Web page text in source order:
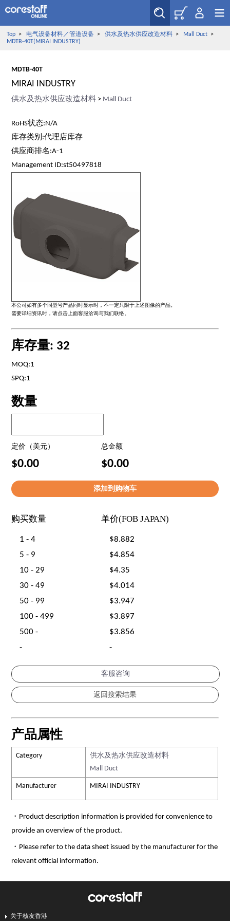
Top> 电气设备材料／管道设备> 供水及热水供应改造材料> Mall Duct>
MDTB-40T(MIRAI INDUSTRY)
MDTB-40T
MIRAI INDUSTRY
供水及热水供应改造材料 > Mall Duct
RoHS状态:N/A
库存类别:代理店库存
供应商排名:A-1
Management ID:st50497818
本公司如有多个同型号产品同时显示时，不一定只限于上述图像的产品。
需要详细资讯时，请点击上面客服洽询与我们联络。
库存量: 32
MOQ:1
SPQ:1
数量
定价（美元） 总金额
$0.00 $0.00
购买数量 单价(FOB JAPAN)
1 - 4
$8.882
5 - 9
$4.854
10 - 29
$4.35
30 - 49
$4.014
50 - 99
$3.947
100 - 499
$3.897
500 -
$3.856
-
-
客服咨询
产品属性
Category
供水及热水供应改造材料
Mall Duct
Manufacturer MIRAI INDUSTRY
・Product description information is provided for convenience to
provide an overview of the product.
・Please refer to the data sheet issued by the manufacturer for the
relevant official information.
关于核友香港